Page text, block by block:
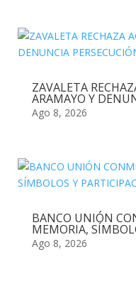
ZAVALETA
ARAMAYO Y
Ago 8, 2026
BANCO UNIÓN
MEMORIA,
Ago 8, 2026